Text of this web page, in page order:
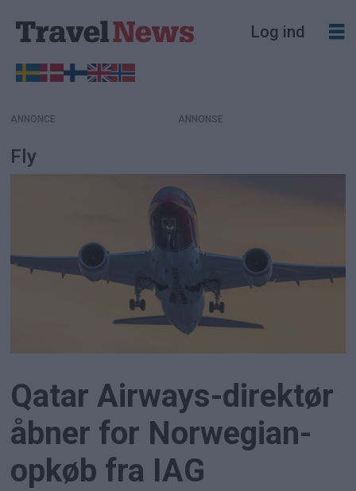
Log ind
ANNONCE
Fly
Qatar Airways-direktør
åbner for Norwegian-
opkøb fra IAG